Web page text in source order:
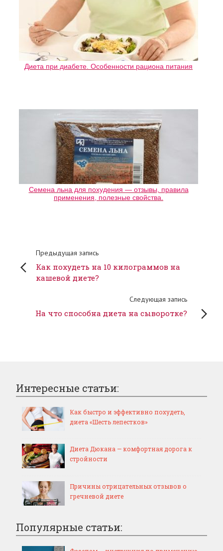
Диета при диабете. Особенности рациона питания
Семена льна для похудения — отзывы, правила
применения, полезные свойства.
Предыдущая запись
Как похудеть на 10 килограммов на
кашевой диете?
Следующая запись
На что способна диета на сыворотке?
Интересные статьи:
Как быстро и эффективно похудеть,
диета «Шесть лепестков»
Диета Дюкана — комфортная дорога к
стройности
Причины отрицательных отзывов о
гречневой диете
Популярные статьи: